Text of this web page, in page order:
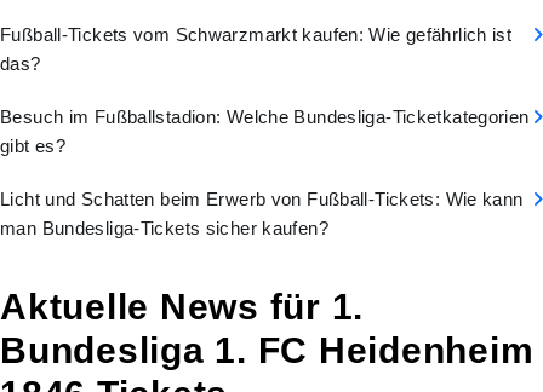
Fußball-Tickets vom Schwarzmarkt kaufen: Wie gefährlich ist
das?
Besuch im Fußballstadion: Welche Bundesliga-Ticketkategorien
gibt es?
Licht und Schatten beim Erwerb von Fußball-Tickets: Wie kann
man Bundesliga-Tickets sicher kaufen?
Aktuelle News für 1.
Bundesliga 1. FC Heidenheim